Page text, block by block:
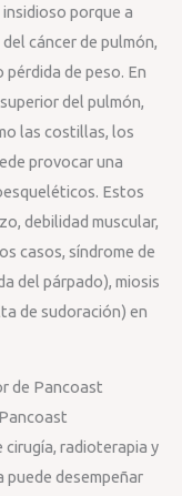
porque a
cáncer de pulmón,
de peso. En
del pulmón,
las costillas, los
provocar una
Estos
debilidad muscular,
casos, síndrome de
del párpado), miosis
de sudoración) en
de Pancoast
cirugía, radioterapia y
puede desempeñar